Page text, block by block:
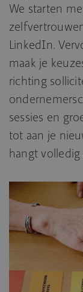
We starten
LinkedIn.
maak je
richting
sessies en
tot aan je
hangt